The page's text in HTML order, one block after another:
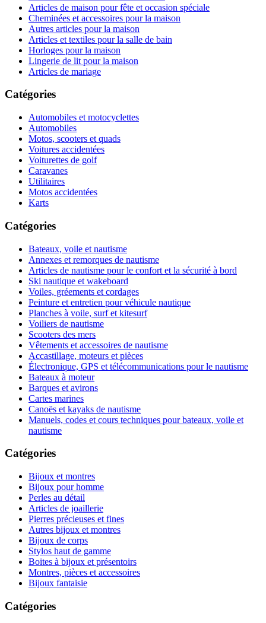
Articles de maison pour fête et occasion spéciale
Cheminées et accessoires pour la maison
Autres articles pour la maison
Articles et textiles pour la salle de bain
Horloges pour la maison
Lingerie de lit pour la maison
Articles de mariage
Catégories
Automobiles et motocyclettes
Automobiles
Motos, scooters et quads
Voitures accidentées
Voiturettes de golf
Caravanes
Utilitaires
Motos accidentées
Karts
Catégories
Bateaux, voile et nautisme
Annexes et remorques de nautisme
Articles de nautisme pour le confort et la sécurité à bord
Ski nautique et wakeboard
Voiles, gréements et cordages
Peinture et entretien pour véhicule nautique
Planches à voile, surf et kitesurf
Voiliers de nautisme
Scooters des mers
Vêtements et accessoires de nautisme
Accastillage, moteurs et pièces
Électronique, GPS et télécommunications pour le nautisme
Bateaux à moteur
Barques et avirons
Cartes marines
Canoës et kayaks de nautisme
Manuels, codes et cours techniques pour bateaux, voile et
nautisme
Catégories
Bijoux et montres
Bijoux pour homme
Perles au détail
Articles de joaillerie
Pierres précieuses et fines
Autres bijoux et montres
Bijoux de corps
Stylos haut de gamme
Boites à bijoux et présentoirs
Montres, pièces et accessoires
Bijoux fantaisie
Catégories